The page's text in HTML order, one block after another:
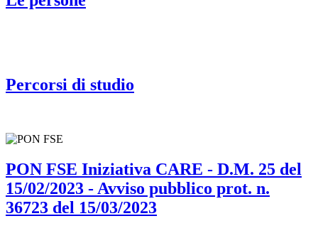
Percorsi di studio
PON FSE Iniziativa CARE - D.M. 25 del
15/02/2023 - Avviso pubblico prot. n.
36723 del 15/03/2023